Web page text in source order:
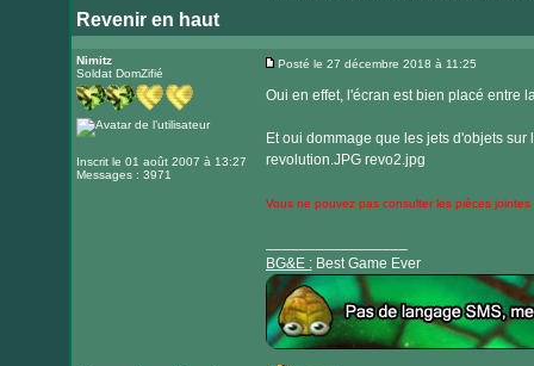
Revenir en haut
Nimitz
Soldat DomZifié
Inscrit le 01 août 2007 à 13:27
Messages : 3971
Posté le 27 décembre 2018 à 11:25
Oui en effet, l'écran est bien placé entre
Et oui dommage que les jets d'objets
revolution.JPG revo2.jpg
Vous ne pouvez pas consulter les pièces
BG&E :Best Game Ever